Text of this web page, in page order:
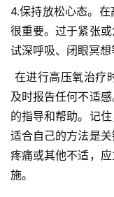
4.保持放松心态。
很重要。过于紧张
试深呼吸、闭眼冥想
在进行高压氧治疗
及时报告任何不适
的指导和帮助。记
适合自己的方法是
疼痛或其他不适，
施。